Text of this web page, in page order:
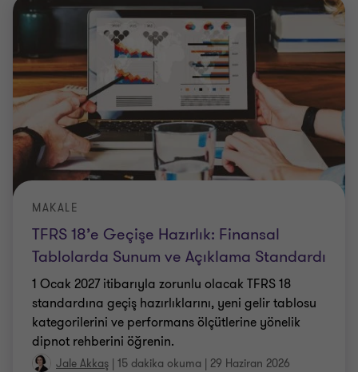
TFRS 18’e Geçişe Hazırlık: Finansal
Tablolarda Sunum ve Açıklama Standardı
MAKALE
1 Ocak 2027 itibarıyla zorunlu olacak TFRS 18
standardına geçiş hazırlıklarını, yeni gelir tablosu
kategorilerini ve performans ölçütlerine yönelik
dipnot rehberini öğrenin.
Jale Akkaş | 15 dakika okuma | 29 Haziran 2026